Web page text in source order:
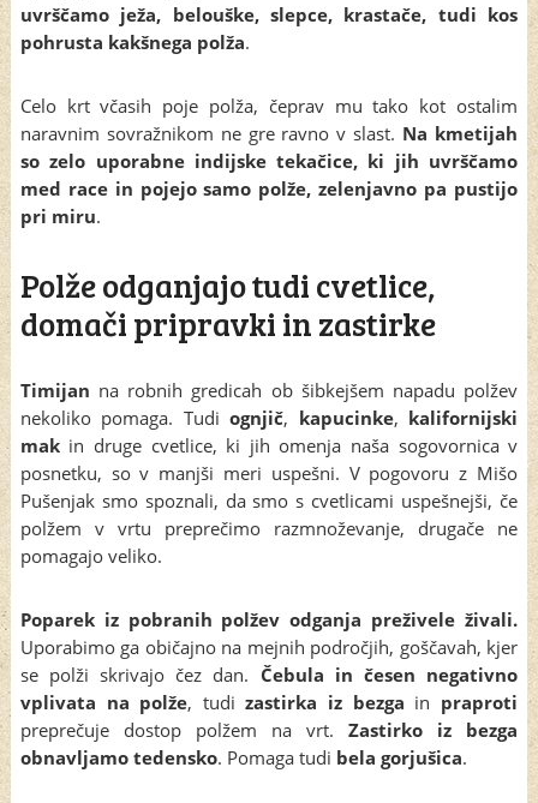
uvrščamo ježa, belouške, slepce, krastače, tudi kos
pohrusta kakšnega polža.
Celo krt včasih poje polža, čeprav mu tako kot ostalim
naravnim sovražnikom ne gre ravno v slast. Na kmetijah
so zelo uporabne indijske tekačice, ki jih uvrščamo
med race in pojejo samo polže, zelenjavno pa pustijo
pri miru.
Polže odganjajo tudi cvetlice,
domači pripravki in zastirke
Timijan na robnih gredicah ob šibkejšem napadu polžev
nekoliko pomaga. Tudiognjič, kapucinke, kalifornijski
makin druge cvetlice, ki jih omenja naša sogovornica v
posnetku, so v manjši meri uspešni. V pogovoru z Mišo
Pušenjak smo spoznali, da smo s cvetlicami uspešnejši, če
polžem v vrtu preprečimo razmnoževanje, drugače ne
pomagajo veliko.
Poparek iz pobranih polžev odganja preživele živali.
Uporabimo ga običajno na mejnih področjih, goščavah, kjer
se polži skrivajo čez dan. Čebula in česen negativno
vplivata na polže, tudizastirka iz bezga in praproti
preprečuje dostop polžem na vrt.Zastirko iz bezga
obnavljamo tedensko. Pomaga tudi bela gorjušica.